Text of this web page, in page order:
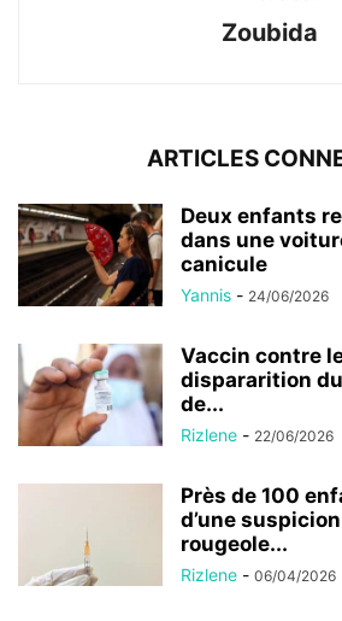
Zoubida
ARTICLES
Deux enfants
dans une
canicule
Yannis - 24/06/2026
Vaccin contre
dispararition
de...
Rizlene - 22/06/2026
Près de 100
d’une
rougeole...
Rizlene - 06/04/2026